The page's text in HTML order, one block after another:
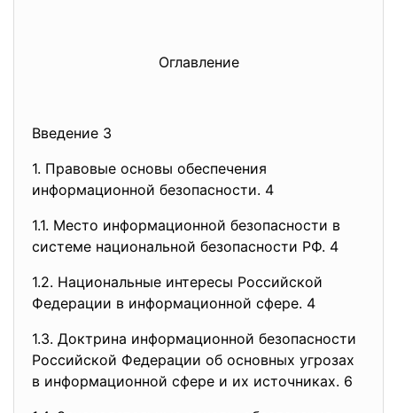
Оглавление
Введение 3
1. Правовые основы обеспечения
информационной безопасности. 4
1.1. Место информационной безопасности в
системе национальной безопасности РФ. 4
1.2. Национальные интересы Российской
Федерации в информационной сфере. 4
1.3. Доктрина информационной безопасности
Российской Федерации об основных угрозах
в информационной сфере и их источниках. 6